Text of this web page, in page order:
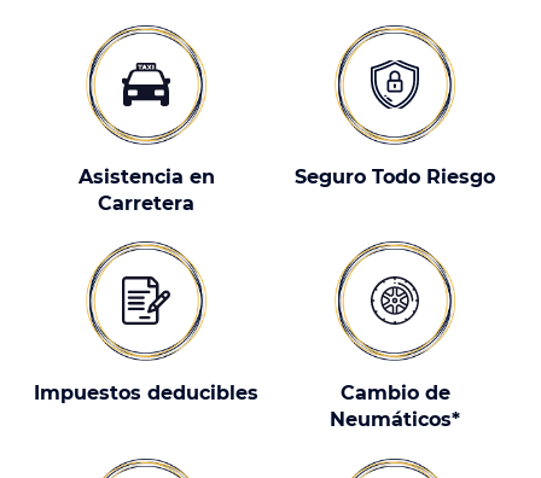
Asistencia en
Carretera
Seguro Todo Riesgo
Impuestos deducibles
Cambio de
Neumáticos*